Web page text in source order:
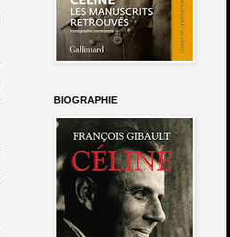
BIOGRAPHIE